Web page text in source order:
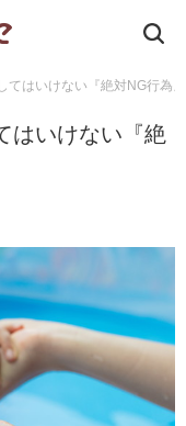
てはいけない『絶対NG行為
はいけない『絶